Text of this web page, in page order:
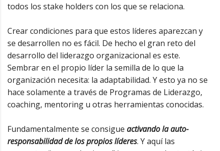
todos los stake holders con los que se relaciona.
Crear condiciones para que estos líderes aparezcan y
se desarrollen no es fácil. De hecho el gran reto del
desarrollo del liderazgo organizacional es este.
Sembrar en el propio líder la semilla de lo que la
organización necesita: la adaptabilidad. Y esto ya no se
hace solamente a través de Programas de Liderazgo,
coaching, mentoring u otras herramientas conocidas.
Fundamentalmente se consigue activando la auto-
responsabilidad de los propios líderes. Y aquí las